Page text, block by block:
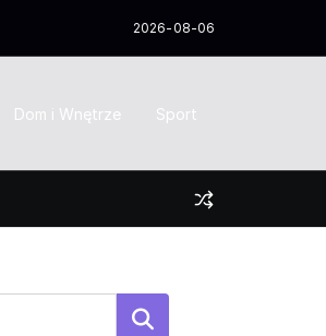
2026-08-06
Dom i Wnętrze Sport
Szukaj